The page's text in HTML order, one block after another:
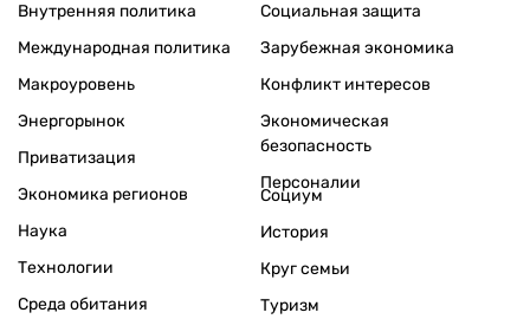
Внутренняя политика
Международная политика
Макроуровень
Энергорынок
Приватизация
Экономика регионов
Социальная защита
Зарубежная экономика
Конфликт интересов
Экономическая
безопасность
Персоналии
Наука
Технологии
Среда обитания
Социум
История
Круг семьи
Туризм